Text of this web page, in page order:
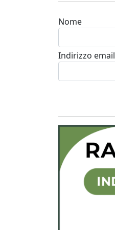
Nome
Indirizzo email